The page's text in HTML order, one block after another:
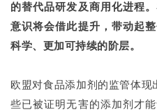
的替代品研发及商用化进程。
意识将会借此提升，带动起
科学、更加可持续的阶层。
欧盟对食品添加剂的监管体现
些已被证明无害的添加剂才